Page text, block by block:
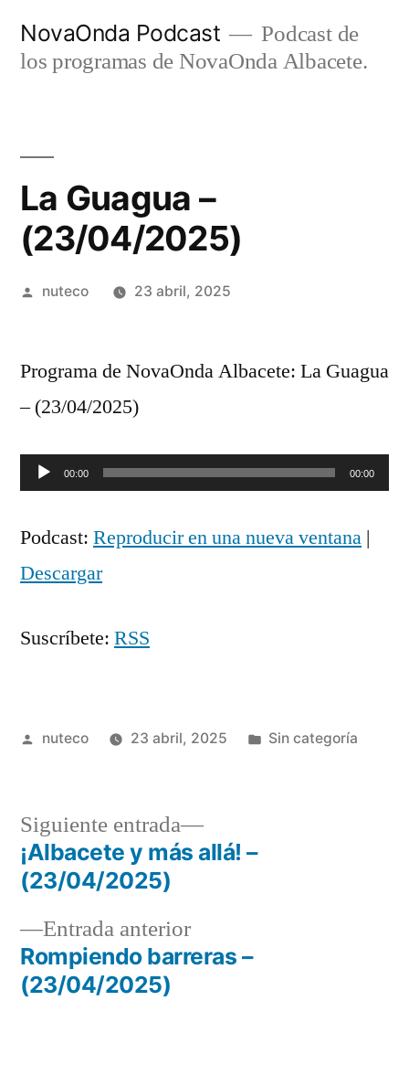
NovaOnda Podcast
Podcast de
los programas de NovaOnda Albacete.
La Guagua –
(23/04/2025)
Publicada
nuteco 23 abril, 2025
Programa de NovaOnda Albacete: La Guagua
– (23/04/2025)
Reproductor
audio
00:00 00:00
Podcast: Reproducir en una nueva ventana |
Descargar
Suscríbete: RSS
Publicada
nuteco 23 abril, 2025
Publicada
Sin categoría
Navegación
entradas
Entrada anteriorEntrada
anterior:
Rompiendo barreras –
(23/04/2025)
Siguiente entrada
Siguiente
entrada:
¡Albacete y más allá! –
(23/04/2025)